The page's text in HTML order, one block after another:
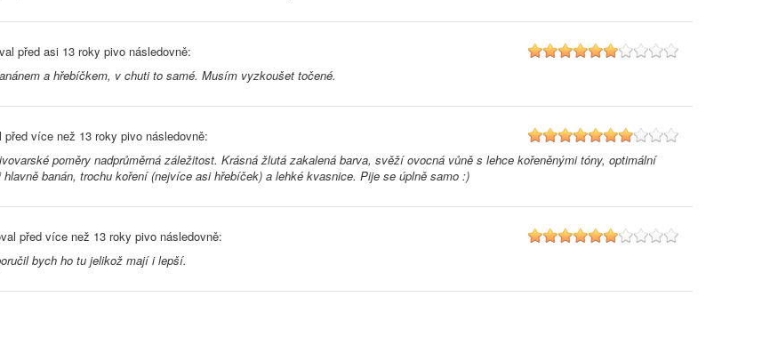
před asi 13 roky pivo následovně:
a hřebíčkem, v chuti to samé. Musím vyzkoušet točené.
6
před více než 13 roky pivo následovně:
poměry nadprůměrná záležitost. Krásná žlutá zakalená barva, svěží ovocná vůně s lehce kořeněnými tóny, optimální
banán, trochu koření (nejvíce asi hřebíček) a lehké kvasnice. Pije se úplně samo :)
7
před více než 13 roky pivo následovně:
bych ho tu jelikož mají i lepší.
6